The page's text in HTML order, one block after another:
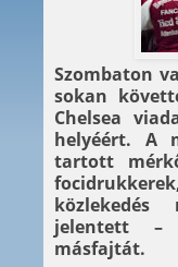
Szombaton
sokan
Chelsea
helyéért. A
tartott
jelentett –
másfajtát.